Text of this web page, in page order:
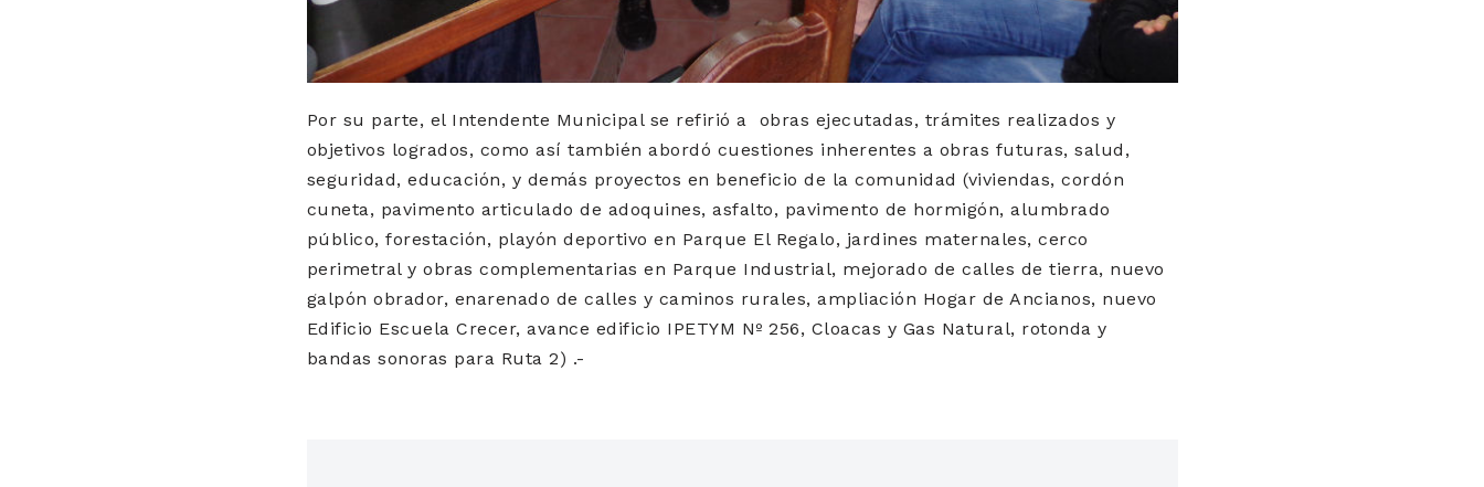
Por su parte, el Intendente Municipal se refirió a obras ejecutadas, trámites realizados y
objetivos logrados, como así también abordó cuestiones inherentes a obras futuras, salud,
seguridad, educación, y demás proyectos en beneficio de la comunidad (viviendas, cordón
cuneta, pavimento articulado de adoquines, asfalto, pavimento de hormigón, alumbrado
público, forestación, playón deportivo en Parque El Regalo, jardines maternales, cerco
perimetral y obras complementarias en Parque Industrial, mejorado de calles de tierra, nuevo
galpón obrador, enarenado de calles y caminos rurales, ampliación Hogar de Ancianos, nuevo
Edificio Escuela Crecer, avance edificio IPETYM Nº 256, Cloacas y Gas Natural, rotonda y
bandas sonoras para Ruta 2) .-